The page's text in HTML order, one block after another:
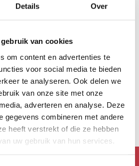
Details Over
van cookies
om content en advertenties te
voor social media te bieden
te analyseren. Ook delen we
van onze site met onze
adverteren en analyse. Deze
gegevens combineren met andere
heeft verstrekt of die ze hebben
uw gebruik van hun services.
even de zoekfunctie proberen?
, die is altijd wel goed gevuld.
ons archief.
terug naar dehomepage.